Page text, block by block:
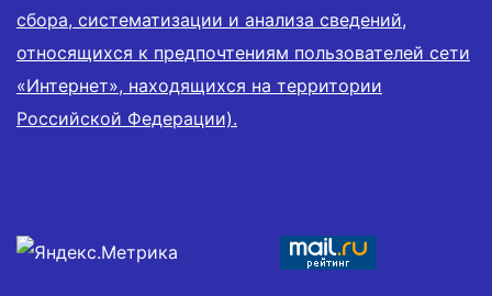
сбора, систематизации и анализа сведений,
относящихся к предпочтениям пользователей сети
«Интернет», находящихся на территории
Российской Федерации).